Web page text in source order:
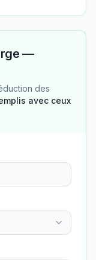
—
des
avec ceux